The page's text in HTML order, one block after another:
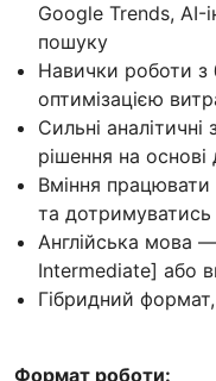
Google Trends, AI-
пошуку
Навички роботи
оптимізацією
Сильні
рішення на основі
Вміння
та дотримуватись
Англійська мова
Intermediate] або
Гібридний
Формат роботи: